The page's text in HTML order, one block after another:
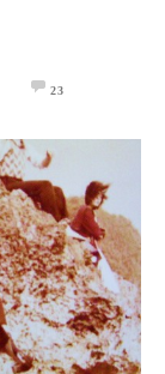
23